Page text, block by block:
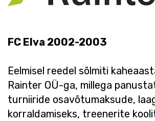
FC Elva 2002-2003
Eelmisel reedel sõlmiti
Rainter OÜ-ga, millega
turniiride osavõtumaksude,
korraldamiseks, treenerite